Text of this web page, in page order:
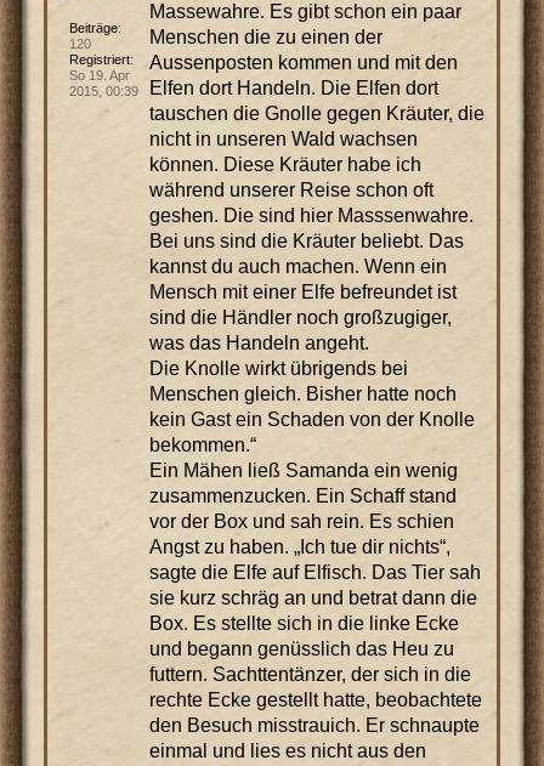
Massewahre. Es gibt schon ein paar
Menschen die zu einen der
Aussenposten kommen und mit den
Elfen dort Handeln. Die Elfen dort
tauschen die Gnolle gegen Kräuter, die
nicht in unseren Wald wachsen
können. Diese Kräuter habe ich
während unserer Reise schon oft
geshen. Die sind hier Masssenwahre.
Bei uns sind die Kräuter beliebt. Das
kannst du auch machen. Wenn ein
Mensch mit einer Elfe befreundet ist
sind die Händler noch großzugiger,
was das Handeln angeht.
Die Knolle wirkt übrigends bei
Menschen gleich. Bisher hatte noch
kein Gast ein Schaden von der Knolle
bekommen.“
Ein Mähen ließ Samanda ein wenig
zusammenzucken. Ein Schaff stand
vor der Box und sah rein. Es schien
Angst zu haben. „Ich tue dir nichts“,
sagte die Elfe auf Elfisch. Das Tier sah
sie kurz schräg an und betrat dann die
Box. Es stellte sich in die linke Ecke
und begann genüsslich das Heu zu
futtern. Sachttentänzer, der sich in die
rechte Ecke gestellt hatte, beobachtete
den Besuch misstrauich. Er schnaupte
einmal und lies es nicht aus den
Beiträge:
120
Registriert:
So 19. Apr
2015, 00:39